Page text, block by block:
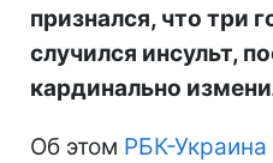
признался, что три
случился инсульт,
кардинально
Об этом РБК-Украина